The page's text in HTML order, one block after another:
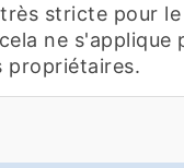
stricte pour
ne s'applique
propriétaires.